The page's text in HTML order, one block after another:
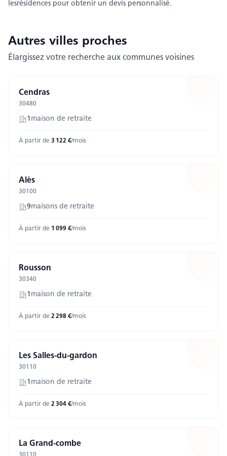
lesrésidences pour obtenir un devis personnalisé.
Autres villes proches
Élargissez votre recherche aux communes voisines
Cendras
30480
1 maison de retraite
À partir de 3 122 €/mois
Alès
30100
9maisons de retraite
À partir de 1 099 €/mois
Rousson
30340
1 maison de retraite
À partir de 2 298 €/mois
Les Salles-du-gardon
30110
1 maison de retraite
À partir de 2 304 €/mois
La Grand-combe